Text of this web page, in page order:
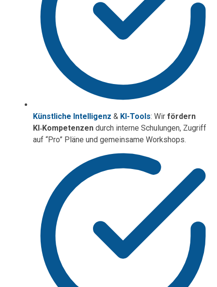
Künstliche Intelligenz & KI-Tools: Wir fördern
KI‑Kompetenzen durch interne Schulungen, Zugriff
auf “Pro” Pläne und gemeinsame Workshops.